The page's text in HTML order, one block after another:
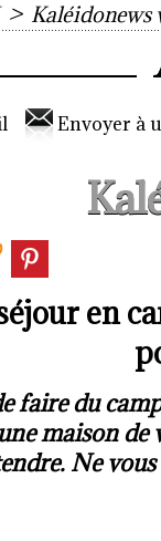
> Kaléidonews
Envoyer à
en
faire du
maison de
Ne